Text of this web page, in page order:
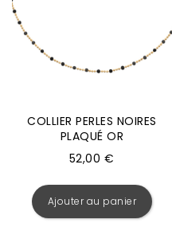
COLLIER PERLES NOIRES
PLAQUÉ OR
52,00 €
Ajouter au panier